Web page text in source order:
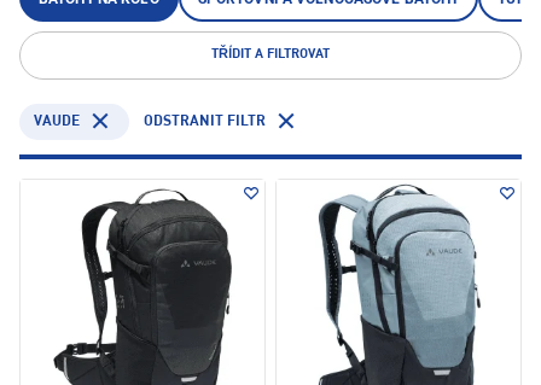
TŘÍDIT A FILTROVAT
VAUDE ODSTRANIT FILTR